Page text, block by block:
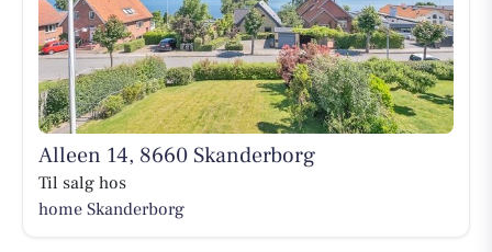
Alleen 14, 8660 Skanderborg
Til salg hos
home Skanderborg